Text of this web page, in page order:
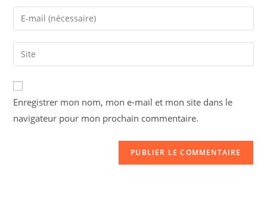
Enregistrer mon nom, mon e-mail et mon site dans le
navigateur pour mon prochain commentaire.